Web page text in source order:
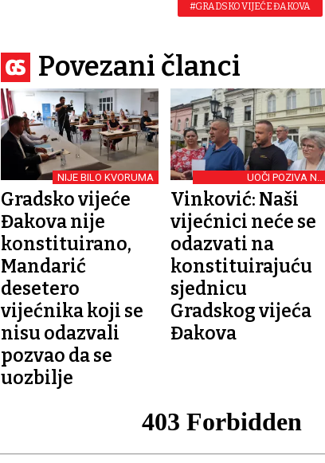
#GRADSKO VIJEĆE ĐAKOVA
Povezani članci
NIJE BILO KVORUMA
Gradsko vijeće
Đakova nije
konstituirano,
Mandarić
desetero
vijećnika koji se
nisu odazvali
pozvao da se
uozbilje
UOČI POZIVA NA
KONSTITUIRANJE
Vinković: Naši
vijećnici neće se
odazvati na
konstituirajuću
sjednicu
Gradskog vijeća
Đakova